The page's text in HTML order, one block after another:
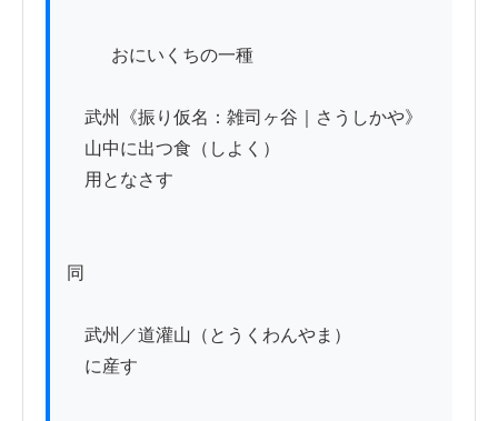
武州《振り仮名：雑司ヶ谷｜さうしかや》
山中に出つ食（しよく）
用となさす
同
武州／道灌山（とうくわんやま）
に産す